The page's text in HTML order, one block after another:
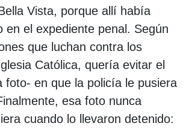
Vista, porque allí había
en el expediente penal. Según
que luchan contra los
Católica, quería evitar el
foto- en que la policía le pusiera
esa foto nunca
cuando lo llevaron detenido: